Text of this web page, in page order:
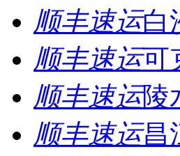
顺丰速运白
顺丰速运可
顺丰速运陵
顺丰速运昌